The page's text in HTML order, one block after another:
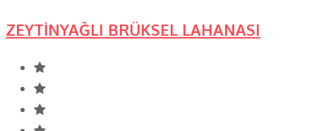
ZEYTİNYAĞLI BRÜKSEL LAHANASI